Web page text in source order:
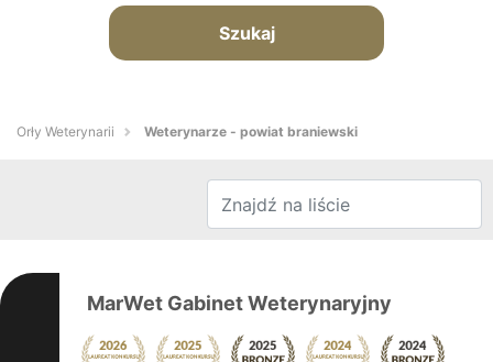
Szukaj
Orły Weterynarii Weterynarze - powiat braniewski
MarWet Gabinet Weterynaryjny